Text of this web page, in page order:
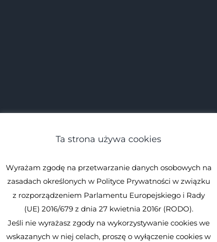
Ta strona używa cookies
Wyrażam zgodę na przetwarzanie danych osobowych na
zasadach określonych w Polityce Prywatności w związku
z rozporządzeniem Parlamentu Europejskiego i Rady
(UE) 2016/679 z dnia 27 kwietnia 2016r (RODO).
Jeśli nie wyrażasz zgody na wykorzystywanie cookies we
wskazanych w niej celach, proszę o wyłączenie cookies w